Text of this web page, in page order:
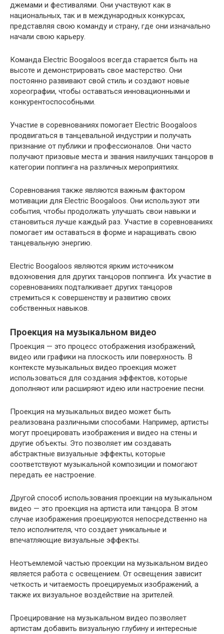
джемами и фестивалями. Они участвуют как в
национальных, так и в международных конкурсах,
представляя свою команду и страну, где они изначально
начали свою карьеру.
Команда Electric Boogaloos всегда старается быть на
высоте и демонстрировать свое мастерство. Они
постоянно развивают свой стиль и создают новые
хореографии, чтобы оставаться инновационными и
конкурентоспособными.
Участие в соревнованиях помогает Electric Boogaloos
продвигаться в танцевальной индустрии и получать
признание от публики и профессионалов. Они часто
получают призовые места и звания наилучших танцоров в
категории поппинга на различных мероприятиях.
Соревнования также являются важным фактором
мотивации для Electric Boogaloos. Они используют эти
события, чтобы продолжать улучшать свои навыки и
становиться лучше каждый раз. Участие в соревнованиях
помогает им оставаться в форме и наращивать свою
танцевальную энергию.
Electric Boogaloos являются ярким источником
вдохновения для других танцоров поппинга. Их участие в
соревнованиях подталкивает других танцоров
стремиться к совершенству и развитию своих
собственных навыков.
Проекция на музыкальном видео
Проекция — это процесс отображения изображений,
видео или графики на плоскость или поверхность. В
контексте музыкальных видео проекция может
использоваться для создания эффектов, которые
дополняют или расширяют идею или настроение песни.
Проекция на музыкальных видео может быть
реализована различными способами. Например, артисты
могут проецировать изображения и видео на стены и
другие объекты. Это позволяет им создавать
абстрактные визуальные эффекты, которые
соответствуют музыкальной композиции и помогают
передать ее настроение.
Другой способ использования проекции на музыкальном
видео — это проекция на артиста или танцора. В этом
случае изображения проецируются непосредственно на
тело исполнителя, что создает уникальные и
впечатляющие визуальные эффекты.
Неотъемлемой частью проекции на музыкальном видео
является работа с освещением. От освещения зависит
четкость и читаемость проецируемых изображений, а
также их визуальное воздействие на зрителей.
Проецирование на музыкальном видео позволяет
артистам добавить визуальную глубину и интересные